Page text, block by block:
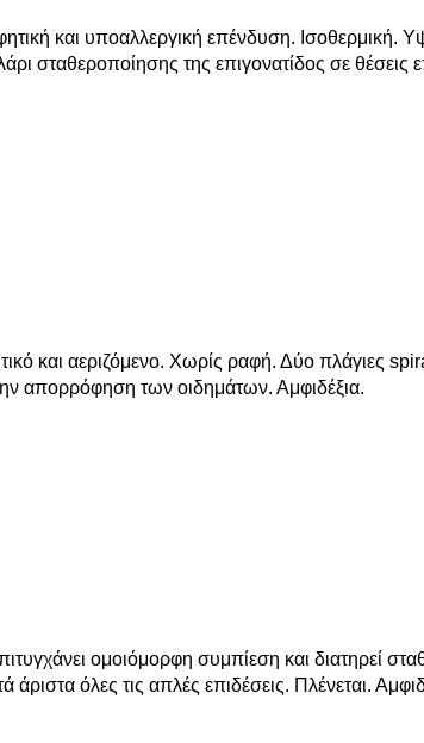
και υποαλλεργική επένδυση. Ισοθερμική.
σταθεροποίησης της επιγονατίδος σε θέσεις
και αεριζόμενο. Χωρίς ραφή. Δύο πλάγιες
απορρόφηση των οιδημάτων. Αμφιδέξια.
ομοιόμορφη συμπίεση και διατηρεί
άριστα όλες τις απλές επιδέσεις. Πλένεται.